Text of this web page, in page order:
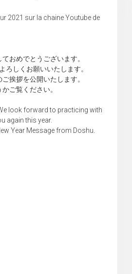
2021 sur la chaine Youtube de
おめでとうございます。
ろしくお願いいたします。
挨拶を公開いたします。
かご覧ください。
look forward to practicing with
again this year.
Year Message from Doshu.